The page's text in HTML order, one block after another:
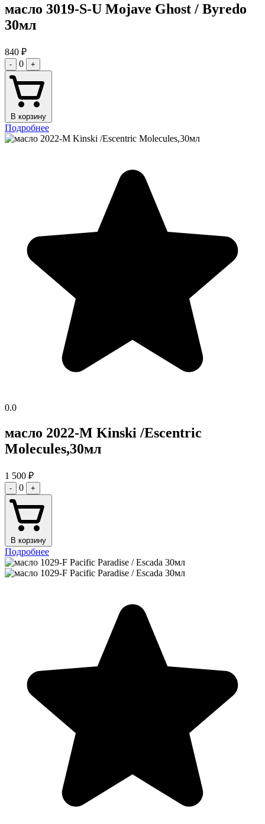
масло 3019-S-U Mojave Ghost / Byredo
30мл
840 ₽
- 0 +
В корзину
Подробнее
0.0
масло 2022-M Kinski /Escentric
Molecules,30мл
1 500 ₽
- 0 +
В корзину
Подробнее